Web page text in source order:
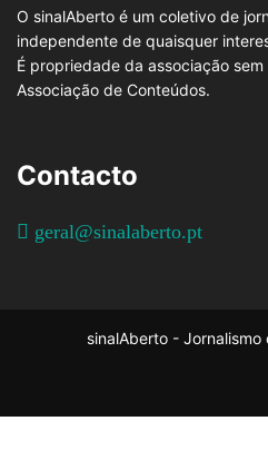
O sinalAberto é um coletivo de
independente de quaisquer
É propriedade da associação
Associação de Conteúdos.
Contacto
geral@sinalaberto.pt
sinalAberto -